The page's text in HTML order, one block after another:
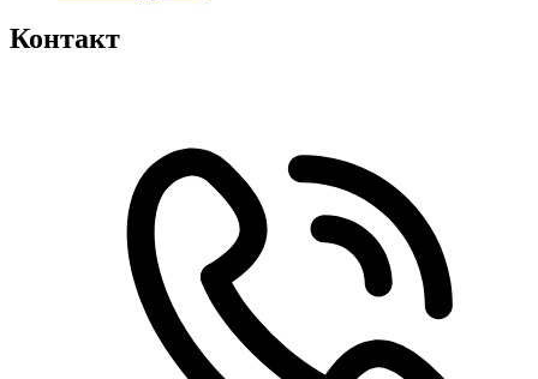
Контакт